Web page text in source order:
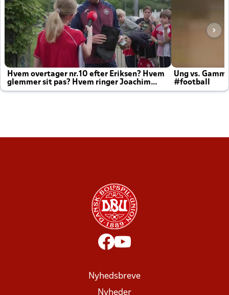
Hvem overtager nr.10 efter Eriksen? Hvem
glemmer sit pas? Hvem ringer Joachim
altid til efter kampe?
Ung vs.
#football
Nyhedsbreve
Nyheder